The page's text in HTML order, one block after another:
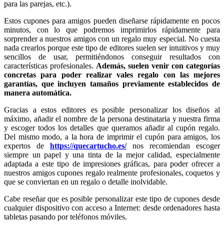
para las parejas, etc.).
Estos cupones para amigos pueden diseñarse rápidamente en pocos
minutos, con lo que podremos imprimirlos rápidamente para
sorprender a nuestros amigos con un regalo muy especial. No cuesta
nada crearlos porque este tipo de editores suelen ser intuitivos y muy
sencillos de usar, permitiéndonos conseguir resultados con
características profesionales. Además, suelen venir con categorías
concretas para poder realizar vales regalo con las mejores
garantías, que incluyen tamaños previamente establecidos de
manera automática.
Gracias a estos editores es posible personalizar los diseños al
máximo, añadir el nombre de la persona destinataria y nuestra firma
y escoger todos los detalles que queramos añadir al cupón regalo.
Del mismo modo, a la hora de imprimir el cupón para amigos, los
expertos de https://quecartucho.es/nos recomiendan escoger
siempre un papel y una tinta de la mejor calidad, especialmente
adaptada a este tipo de impresiones gráficas, para poder ofrecer a
nuestros amigos cupones regalo realmente profesionales, coquetos y
que se conviertan en un regalo o detalle inolvidable.
Cabe reseñar que es posible personalizar este tipo de cupones desde
cualquier dispositivo con acceso a Internet: desde ordenadores hasta
tabletas pasando por teléfonos móviles.